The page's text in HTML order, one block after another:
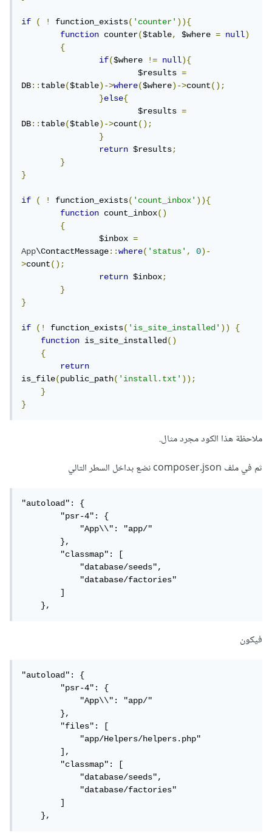
if ( ! function_exists('counter')){
function counter($table, $where = null)
{
if($where != null){
			$results
=
DB::table($table)->where($where)->count();
}else{
			$results
=
DB::table($table)->count();
}
return $results;
}
}
if ( ! function_exists('count_inbox')){
function count_inbox()
{
		$inbox
=
App\ContactMessage::where('status', 0)-
>count();
return $inbox;
}
}
if (! function_exists('is_site_installed'))
{
function is_site_installed()
{
return
is_file(public_path('install.txt'));
}
}
ملاحظة هذا الكود مجرد مثال.
ثم في ملف composer.json نضع بداخل السطر التالي
"autoload": {
        "psr-4": {
            "App\\": "app/"
        },
        "classmap": [
            "database/seeds",
            "database/factories"
        ]
    },
فيكون
"autoload": {
        "psr-4": {
            "App\\": "app/"
        },
        "files": [
            "app/Helpers/helpers.php"
        ],
        "classmap": [
            "database/seeds",
            "database/factories"
        ]
    },